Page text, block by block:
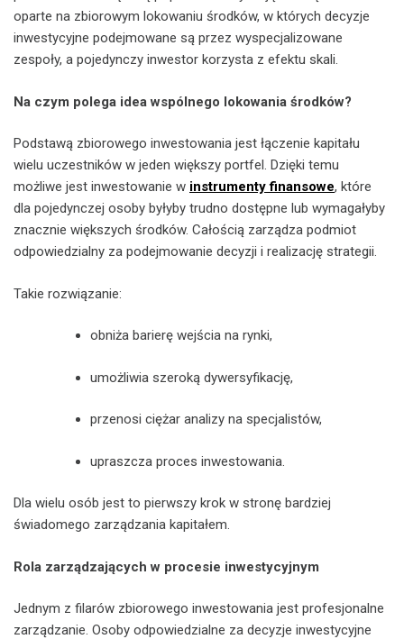
oparte na zbiorowym lokowaniu środków, w których decyzje
inwestycyjne podejmowane są przez wyspecjalizowane
zespoły, a pojedynczy inwestor korzysta z efektu skali.
Na czym polega idea wspólnego lokowania środków?
Podstawą zbiorowego inwestowania jest łączenie kapitału
wielu uczestników w jeden większy portfel. Dzięki temu
możliwe jest inwestowanie w instrumenty finansowe, które
dla pojedynczej osoby byłyby trudno dostępne lub wymagałyby
znacznie większych środków. Całością zarządza podmiot
odpowiedzialny za podejmowanie decyzji i realizację strategii.
Takie rozwiązanie:
obniża barierę wejścia na rynki,
umożliwia szeroką dywersyfikację,
przenosi ciężar analizy na specjalistów,
upraszcza proces inwestowania.
Dla wielu osób jest to pierwszy krok w stronę bardziej
świadomego zarządzania kapitałem.
Rola zarządzających w procesie inwestycyjnym
Jednym z filarów zbiorowego inwestowania jest profesjonalne
zarządzanie. Osoby odpowiedzialne za decyzje inwestycyjne